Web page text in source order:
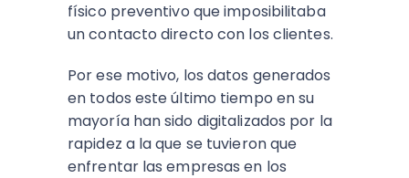
físico preventivo que imposibilitaba
un contacto directo con los clientes.
Por ese motivo, los datos generados
en todos este último tiempo en su
mayoría han sido digitalizados por la
rapidez a la que se tuvieron que
enfrentar las empresas en los